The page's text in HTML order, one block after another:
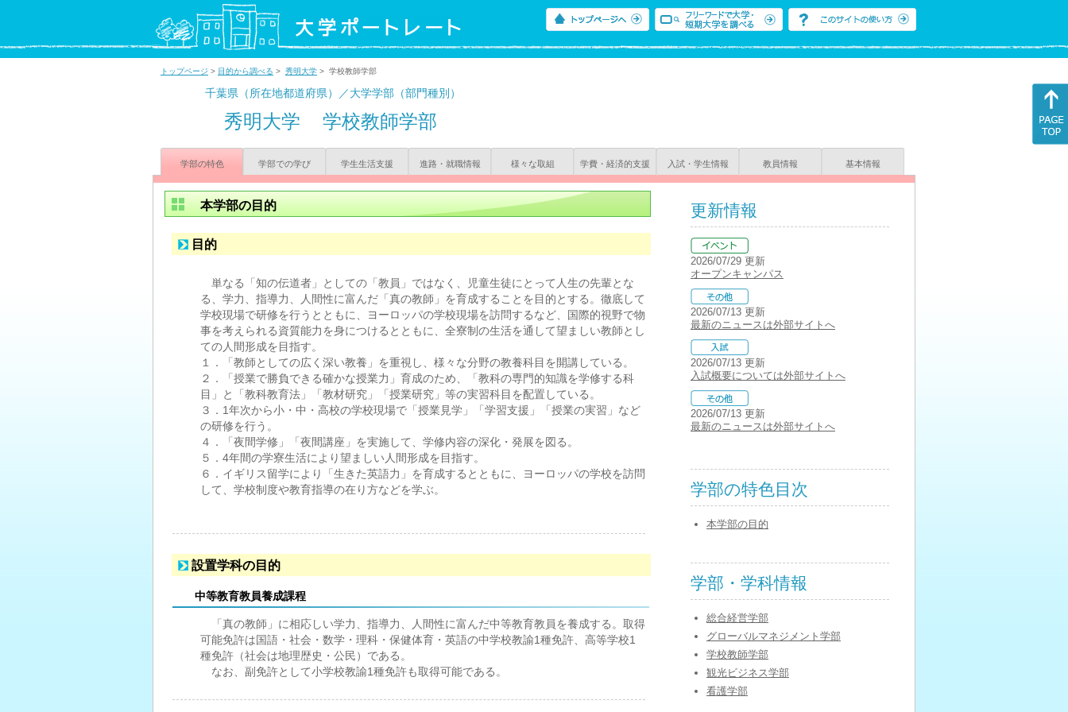
トップページ > 目的から調べる > 秀明大学 > 学校教師学部
千葉県（所在地都道府県）／大学学部（部門種別）
秀明大学 学校教師学部
学部の特色 学部での学び 学生生活支援 進路・就職情報 様々な取組 学費・経済的支援 入試・学生情報 教員情報 基本情報
本学部の目的
目的
単なる「知の伝道者」としての「教員」ではなく、児童生徒にとって人生の先輩とな
る、学力、指導力、人間性に富んだ「真の教師」を育成することを目的とする。徹底して
学校現場で研修を行うとともに、ヨーロッパの学校現場を訪問するなど、国際的視野で物
事を考えられる資質能力を身につけるとともに、全寮制の生活を通して望ましい教師とし
ての人間形成を目指す。
１．「教師としての広く深い教養」を重視し、様々な分野の教養科目を開講している。
２．「授業で勝負できる確かな授業力」育成のため、「教科の専門的知識を学修する科
目」と「教科教育法」「教材研究」「授業研究」等の実習科目を配置している。
３．1年次から小・中・高校の学校現場で「授業見学」「学習支援」「授業の実習」など
の研修を行う。
４．「夜間学修」「夜間講座」を実施して、学修内容の深化・発展を図る。
５．4年間の学寮生活により望ましい人間形成を目指す。
６．イギリス留学により「生きた英語力」を育成するとともに、ヨーロッパの学校を訪問
して、学校制度や教育指導の在り方などを学ぶ。
設置学科の目的
中等教育教員養成課程
「真の教師」に相応しい学力、指導力、人間性に富んだ中等教育教員を養成する。取得
可能免許は国語・社会・数学・理科・保健体育・英語の中学校教諭1種免許、高等学校1
種免許（社会は地理歴史・公民）である。
なお、副免許として小学校教諭1種免許も取得可能である。
更新情報
2026/07/29 更新
オープンキャンパス
2026/07/13 更新
最新のニュースは外部サイトへ
2026/07/13 更新
入試概要については外部サイトへ
2026/07/13 更新
最新のニュースは外部サイトへ
学部の特色目次
本学部の目的
学部・学科情報
総合経営学部
グローバルマネジメント学部
学校教師学部
観光ビジネス学部
看護学部